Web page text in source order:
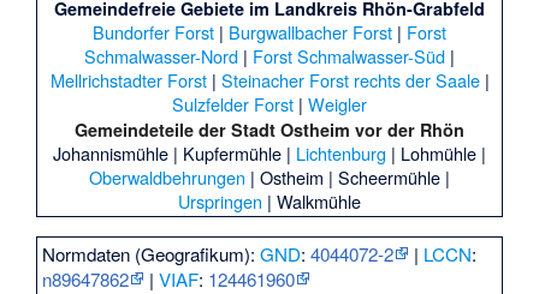
Gemeindefreie Gebiete im Landkreis Rhön-Grabfeld
Bundorfer Forst | Burgwallbacher Forst | Forst
Schmalwasser-Nord | Forst Schmalwasser-Süd |
Mellrichstadter Forst| Steinacher Forst rechts der Saale|
Sulzfelder Forst | Weigler
Gemeindeteile der Stadt Ostheim vor der Rhön
Johannismühle | Kupfermühle | Lichtenburg | Lohmühle |
Oberwaldbehrungen | Ostheim | Scheermühle |
Urspringen | Walkmühle
Normdaten (Geografikum):GND:4044072-2 | LCCN:
n89647862
|VIAF: 124461960